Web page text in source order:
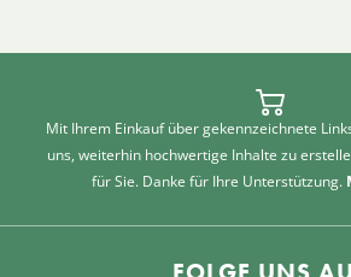
Mit Ihrem Einkauf über gekennzeichnete
uns, weiterhin hochwertige Inhalte zu
für Sie. Danke für Ihre Unterstützung.